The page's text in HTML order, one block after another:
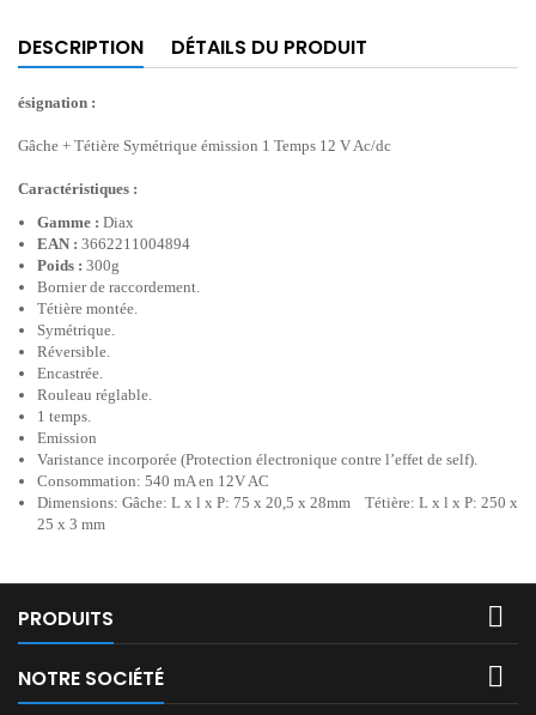
DESCRIPTION DÉTAILS DU PRODUIT
ésignation :
Gâche + Tétière Symétrique émission 1 Temps 12 V Ac/dc
Caractéristiques :
Gamme : Diax
EAN : 3662211004894
Poids : 300g
Bornier de raccordement.
Tétière montée.
Symétrique.
Réversible.
Encastrée.
Rouleau réglable.
1 temps.
Emission
Varistance incorporée (Protection électronique contre l’effet de self).
Consommation: 540 mA en 12V AC
Dimensions: Gâche: L x l x P: 75 x 20,5 x 28mm Tétière: L x l x P: 250 x
25 x 3 mm
PRODUITS 
NOTRE SOCIÉTÉ 